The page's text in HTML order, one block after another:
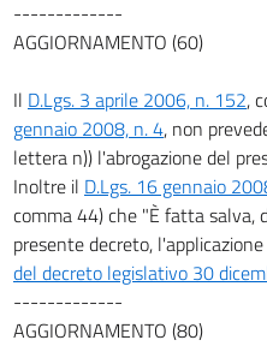
-------------
AGGIORNAMENTO (60)
Il D.Lgs. 3 aprile 2006, n. 152,
gennaio 2008, n. 4, non
lettera n)) l'abrogazione del
Inoltre il D.Lgs. 16 gennaio
comma 44) che "È fatta salva,
presente decreto,
del decreto legislativo 30
-------------
AGGIORNAMENTO (80)